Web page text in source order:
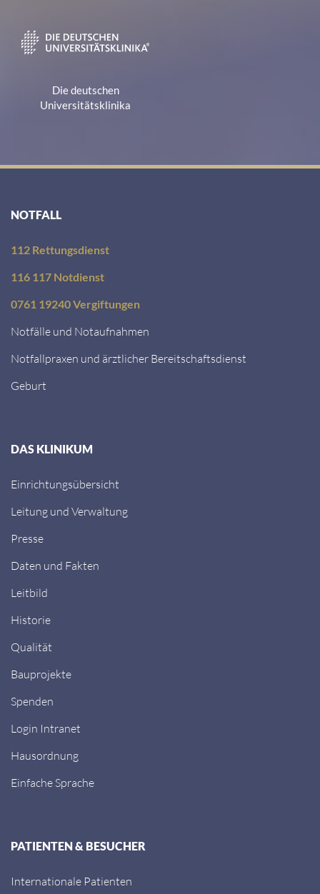
Die deutschen
Universitätsklinika
NOTFALL
112 Rettungsdienst
116 117 Notdienst
0761 19240 Vergiftungen
Notfälle und Notaufnahmen
Notfallpraxen und ärztlicher Bereitschaftsdienst
Geburt
DAS KLINIKUM
Einrichtungsübersicht
Leitung und Verwaltung
Presse
Daten und Fakten
Leitbild
Historie
Qualität
Bauprojekte
Spenden
Login Intranet
Hausordnung
Einfache Sprache
PATIENTEN & BESUCHER
Internationale Patienten